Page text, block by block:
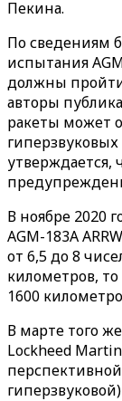
Пекина.
По сведениям
испытания
должны
авторы
ракеты может
гиперзвуковых
утверждается,
В ноябре 2020
AGM-183A
от 6,5 до 8
километров, то
1600
В марте того
Lockheed